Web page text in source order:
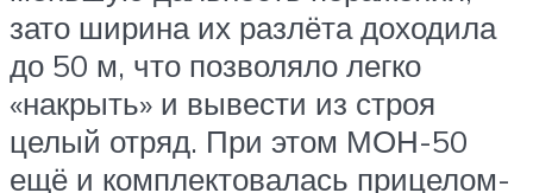
зато ширина их разлёта доходила
до 50 м, что позволяло легко
«накрыть» и вывести из строя
целый отряд. При этом МОН-50
ещё и комплектовалась прицелом-